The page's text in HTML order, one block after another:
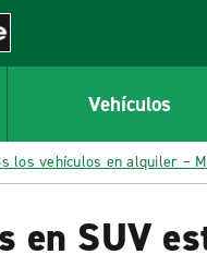
Vehículos
los vehículos en alquiler –
en SUV